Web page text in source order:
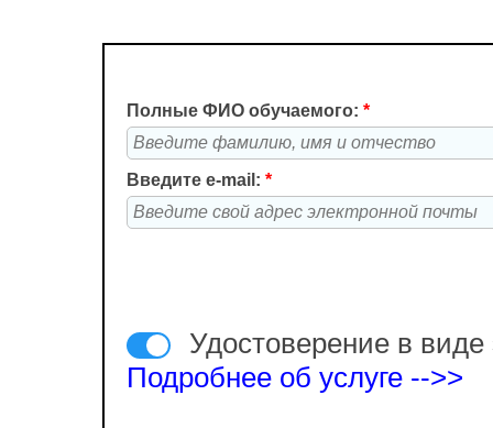
Полные ФИО обучаемого: *
Введите e-mail: *
Удостоверение в виде
Подробнее об услуге -->>